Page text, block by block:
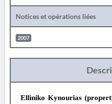
Notices et opérations liées
2007
Elliniko Kynourias